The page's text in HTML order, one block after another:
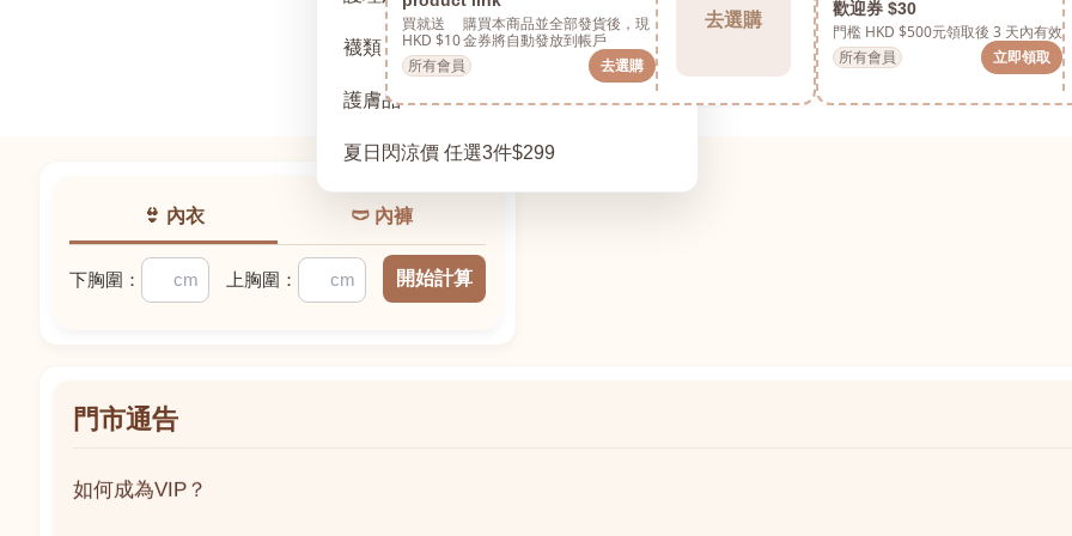
襪類
護膚品
夏日閃涼價 任選3件$299
買就送
HKD $10
購買本商品並全部發貨後，現
金券將自動發放到帳戶
所有會員
去選購
去選購 歡迎券 $30
門檻 HKD $500元領取後 3 天內有效
所有會員
立即領取
👙 內衣 🩲 內褲
下胸圍： 上胸圍： 開始計算
門市通告
如何成為VIP？